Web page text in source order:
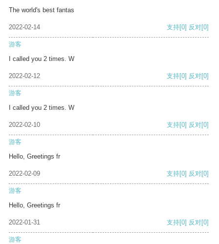
The world's best fantas
2022-02-14 支持[0] 反对[0]
游客
I called you 2 times. W
2022-02-12 支持[0] 反对[0]
游客
I called you 2 times. W
2022-02-10 支持[0] 反对[0]
游客
Hello, Greetings fr
2022-02-09 支持[0] 反对[0]
游客
Hello, Greetings fr
2022-01-31 支持[0] 反对[0]
游客